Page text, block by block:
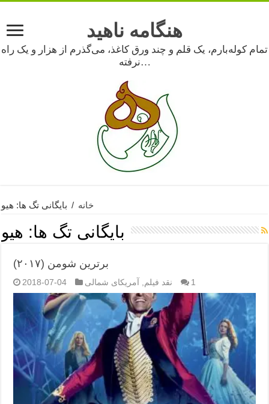
هنگامه ناهید
تمام کوله‌بارم، یک قلم و چند ورق کاغذ، می‌گذرم از هزار و یک راه
نرفته…
خانه / بایگانی تگ ها: هیو
بایگانی تگ ها: هیو
برترین شومن (۲۰۱۷)
2018-07-04 نقد فیلم آمریکای شمالی 1